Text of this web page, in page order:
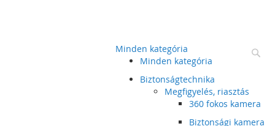
Minden kategória
Minden kategória
Biztonságtechnika
Megfigyelés, riasztás
360 fokos kamera
Biztonsági kamera